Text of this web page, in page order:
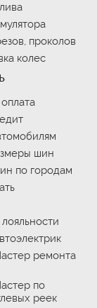
проколов
колес
шин
по городам
ремонта
по
реек